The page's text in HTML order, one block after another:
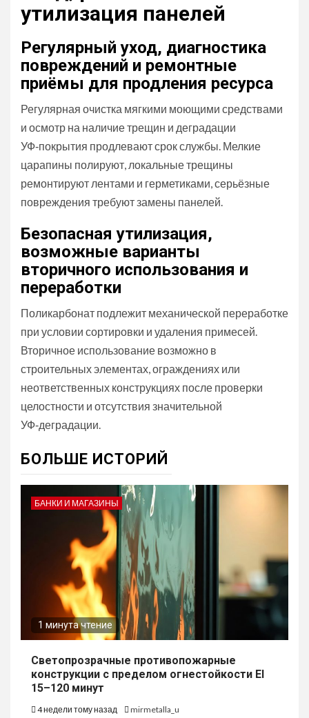
утилизация панелей
Регулярный уход, диагностика
повреждений и ремонтные
приёмы для продления ресурса
Регулярная очистка мягкими моющими средствами
и осмотр на наличие трещин и деградации
УФ‑покрытия продлевают срок службы. Мелкие
царапины полируют, локальные трещины
ремонтируют лентами и герметиками, серьёзные
повреждения требуют замены панелей.
Безопасная утилизация,
возможные варианты
вторичного использования и
переработки
Поликарбонат подлежит механической переработке
при условии сортировки и удаления примесей.
Вторичное использование возможно в
строительных элементах, ограждениях или
неответственных конструкциях после проверки
целостности и отсутствия значительной
УФ‑деградации.
БОЛЬШЕ ИСТОРИЙ
БАНКИ И МАГАЗИНЫ
1 минута чтение
Светопрозрачные противопожарные
конструкции с пределом огнестойкости EI
15–120 минут
4 недели тому назад mirmetalla_u